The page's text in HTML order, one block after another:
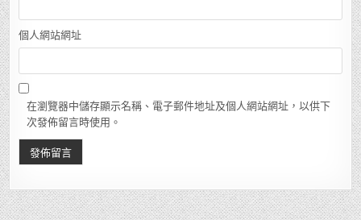
個人網站網址
在瀏覽器中儲存顯示名稱、電子郵件地址及個人網站網址，以供下
次發佈留言時使用。